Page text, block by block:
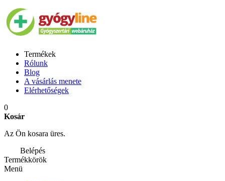
Termékek
Rólunk
Blog
A vásárlás menete
Elérhetőségek
0
Kosár
Az Ön kosara üres.
Belépés
Termékkörök
Menü